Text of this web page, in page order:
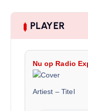
PLAYER
Nu op Radio
Artiest – Titel